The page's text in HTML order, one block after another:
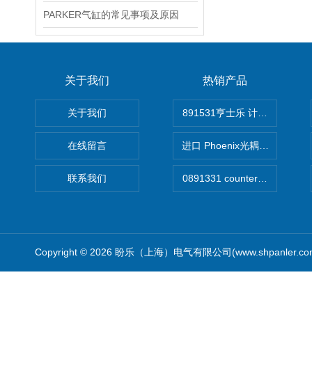
PARKER气缸的常见事项及原因
关于我们
关于我们
在线留言
联系我们
热销产品
891531亨士乐 计时器
进口 Phoenix光耦开关
Copyright © 2026 盼乐（上海）电气有限公司